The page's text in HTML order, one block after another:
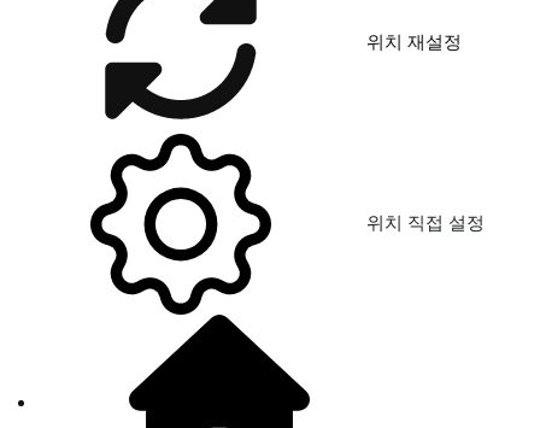
위치 재설정
위치 직접 설정